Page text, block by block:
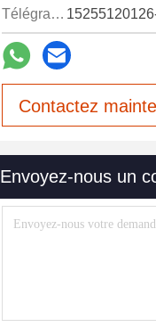
Télégramme:
Contactez
Envoyez-nous un